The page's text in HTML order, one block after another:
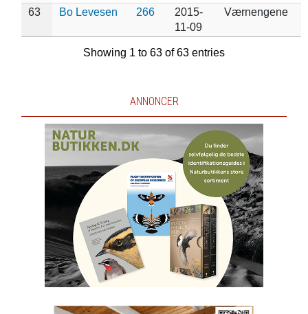
63 Bo Levesen 266
2015-
11-09
Værnengene
Showing 1 to 63 of 63 entries
ANNONCER